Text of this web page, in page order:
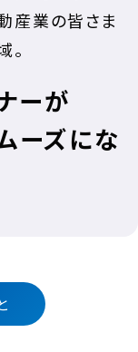
産業の皆さま
。
ーが
ーズにな